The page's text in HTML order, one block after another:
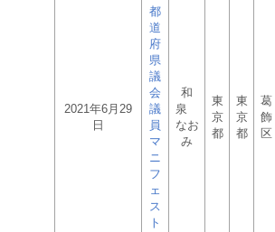
2021年6月29
日
都
道
府
県
議
会
議
員
マ
ニ
フ
ェ
ス
ト
和
泉
なお
み
東
京
都
東
京
都
葛
飾
区